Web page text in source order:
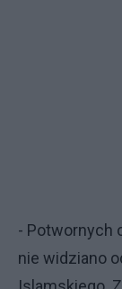
- Potwornych
nie widziano